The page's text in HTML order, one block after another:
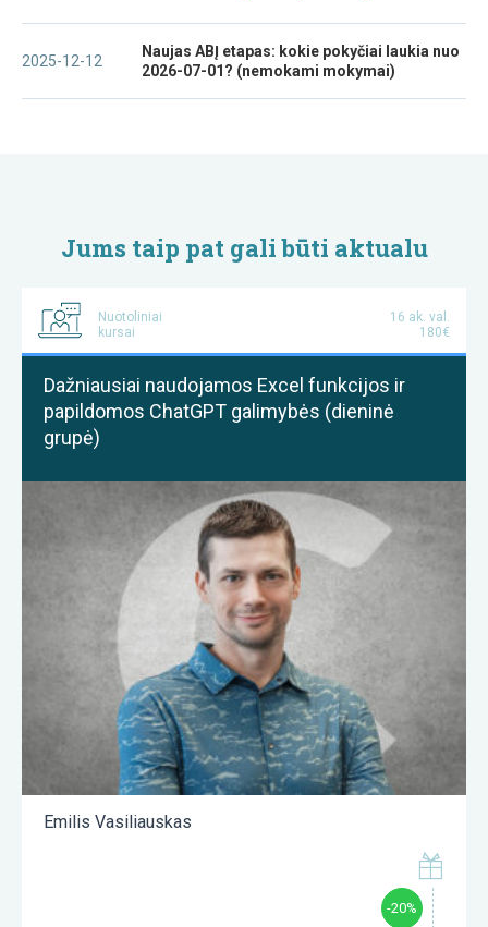
2025-12-12
Naujas ABĮ etapas: kokie pokyčiai laukia nuo
2026-07-01? (nemokami mokymai)
Jums taip pat gali būti aktualu
Nuotoliniai
kursai
16 ak. val.
180€
Dažniausiai naudojamos Excel funkcijos ir
papildomos ChatGPT galimybės (dieninė
grupė)
Emilis Vasiliauskas
-20%